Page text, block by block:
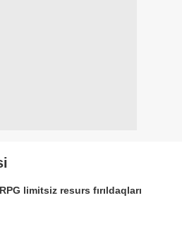
limitsiz resurs fırıldaqları